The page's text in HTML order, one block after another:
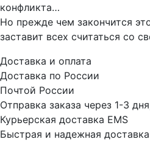
конфликта…
Но прежде чем закончится
заставит всех считаться со
Доставка и оплата
Доставка по России
Почтой России
Отправка заказа через 1-3
Курьерская доставка EMS
Быстрая и надежная доставка